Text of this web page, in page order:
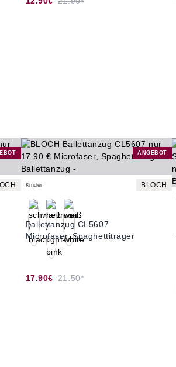
ANGEBOT
Kinder BLOCH
Ballettanzug CL5607
Microfaser, Spaghettiträger
17.90€ 21.50*